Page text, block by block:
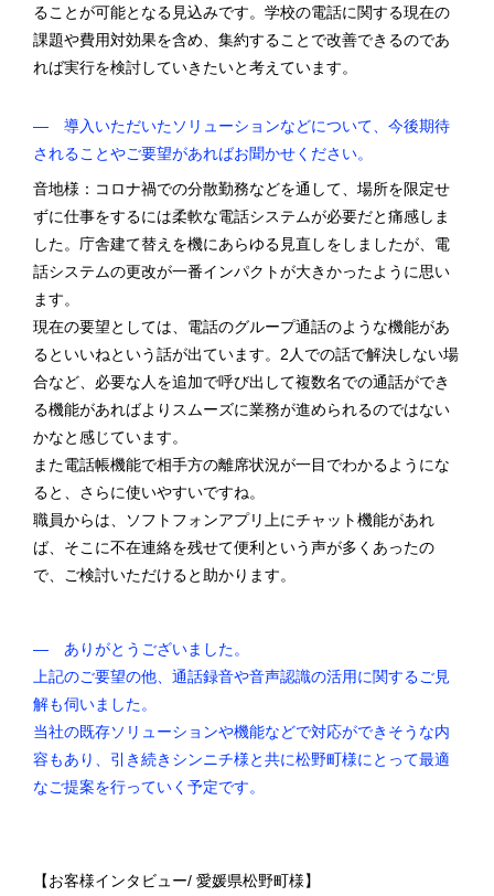
ることが可能となる見込みです。学校の電話に関する現在の
課題や費用対効果を含め、集約することで改善できるのであ
れば実行を検討していきたいと考えています。
― 導入いただいたソリューションなどについて、今後期待
されることやご要望があればお聞かせください。
音地様：コロナ禍での分散勤務などを通して、場所を限定せ
ずに仕事をするには柔軟な電話システムが必要だと痛感しま
した。庁舎建て替えを機にあらゆる見直しをしましたが、電
話システムの更改が一番インパクトが大きかったように思い
ます。
現在の要望としては、電話のグループ通話のような機能があ
るといいねという話が出ています。2人での話で解決しない場
合など、必要な人を追加で呼び出して複数名での通話ができ
る機能があればよりスムーズに業務が進められるのではない
かなと感じています。
また電話帳機能で相手方の離席状況が一目でわかるようにな
ると、さらに使いやすいですね。
職員からは、ソフトフォンアプリ上にチャット機能があれ
ば、そこに不在連絡を残せて便利という声が多くあったの
で、ご検討いただけると助かります。
― ありがとうございました。
上記のご要望の他、通話録音や音声認識の活用に関するご見
解も伺いました。
当社の既存ソリューションや機能などで対応ができそうな内
容もあり、引き続きシンニチ様と共に松野町様にとって最適
なご提案を行っていく予定です。
【お客様インタビュー/ 愛媛県松野町様】